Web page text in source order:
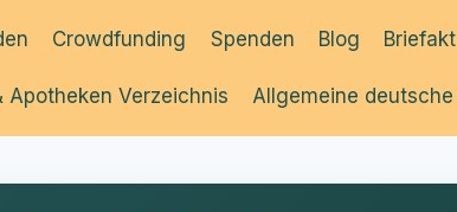
Crowdfunding Spenden Blog
Apotheken Verzeichnis Allgemeine